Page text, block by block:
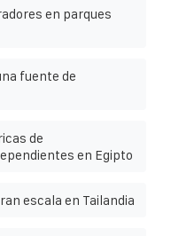
en parques
fuente de
de
en Egipto
escala en Tailandia